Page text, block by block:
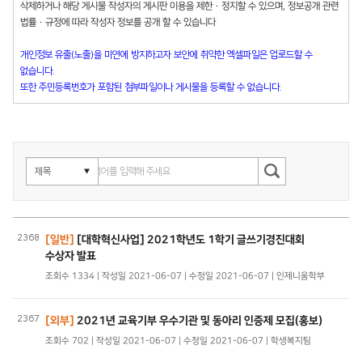
삭제하거나 해당 게시물 작성자의 게시판 이용을 제한 · 정지할 수 있으며, 정보공개 관련
법률 · 규정에 따라 작성자 정보를 공개 할 수 있습니다
개인정보 유출(노출)을 미연에 방지하고자 보안에 취약한 엑셀파일은 업로드할 수
없습니다.
또한 주민등록번호가 포함된 첨부파일이나 게시물을 등록할 수 없습니다.
2368 [일반] [대학혁신사업] 2021학년도 1학기 글쓰기경진대회
수상자 발표
조회수 1334 | 작성일 2021-06-07 | 수정일 2021-06-07 | 인제니움학부
2367 [외부] 2021년 교육기부 우수기관 및 동아리 인증제 모집(홍보)
조회수 702 | 작성일 2021-06-07 | 수정일 2021-06-07 | 학생복지팀